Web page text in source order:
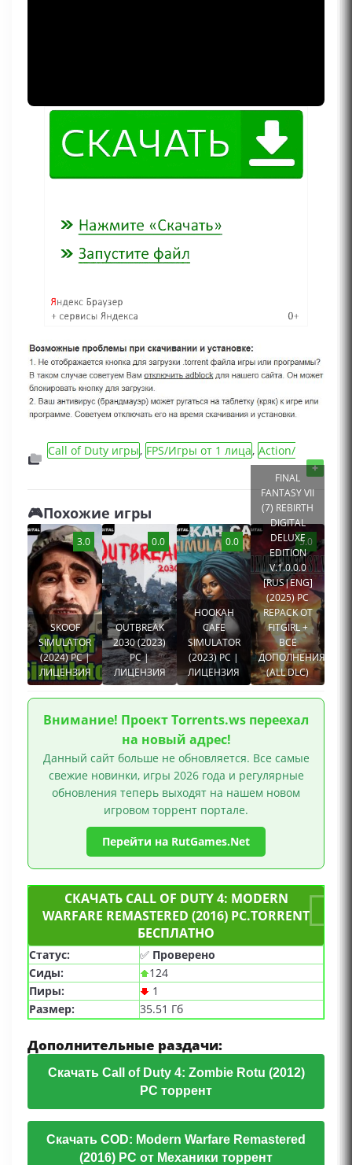
Call of Duty игры, FPS/Игры от 1 лица, Action/
Игры для мальчиков,
Игры про войну
+
🎮Похожие игры
3.0
SKOOF
SIMULATOR
(2024) PC |
ЛИЦЕНЗИЯ
0.0
OUTBREAK
2030 (2023)
PC |
ЛИЦЕНЗИЯ
0.0
HOOKAH
CAFE
SIMULATOR
(2023) PC |
ЛИЦЕНЗИЯ
5.0
FINAL
FANTASY VII
(7) REBIRTH
DIGITAL
DELUXE
EDITION
V.1.0.0.0
[RUS|ENG]
(2025) PC
REPACK ОТ
FITGIRL +
ВСЕ
ДОПОЛНЕНИЯ
(ALL DLC)
Внимание! Проект Torrents.ws переехал
на новый адрес!
Данный сайт больше не обновляется. Все самые
свежие новинки, игры 2026 года и регулярные
обновления теперь выходят на нашем новом
игровом торрент портале.
Перейти на RutGames.Net
СКАЧАТЬ CALL OF DUTY 4: MODERN
WARFARE REMASTERED (2016) PC.TORRENT
БЕСПЛАТНО
Статус: ✅ Проверено
Сиды:
124
Пиры:
1
Размер:
35.51 Гб
Дополнительные раздачи:
Скачать Call of Duty 4: Zombie Rotu (2012)
PC торрент
Скачать COD: Modern Warfare Remastered
(2016) PC от Механики торрент